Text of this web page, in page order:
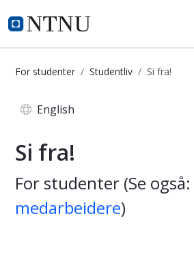
i.ntnu.no
For studenter Studentliv Si fra!
Si fra - student
English
Si fra!
For studenter (Se også:
medarbeidere)